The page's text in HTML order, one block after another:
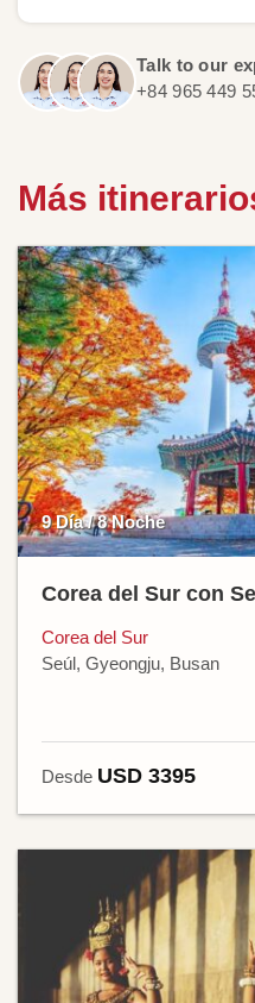
Talk to our
+84 965 449
Más
9 Día / 8 Noche
Corea del Sur con
Corea del Sur
Seúl, Gyeongju, Busan
Desde USD 3395